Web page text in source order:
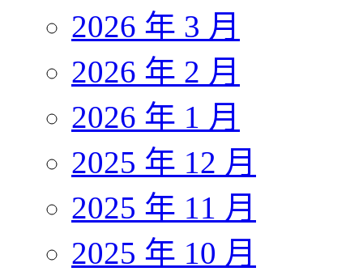
2026 年 3 月
2026 年 2 月
2026 年 1 月
2025 年 12 月
2025 年 11 月
2025 年 10 月